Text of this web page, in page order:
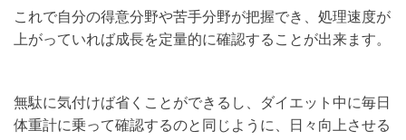
これで自分の得意分野や苦手分野が把握でき、処理速度が
上がっていれば成長を定量的に確認することが出来ます。
無駄に気付けば省くことができるし、ダイエット中に毎日
体重計に乗って確認するのと同じように、日々向上させる